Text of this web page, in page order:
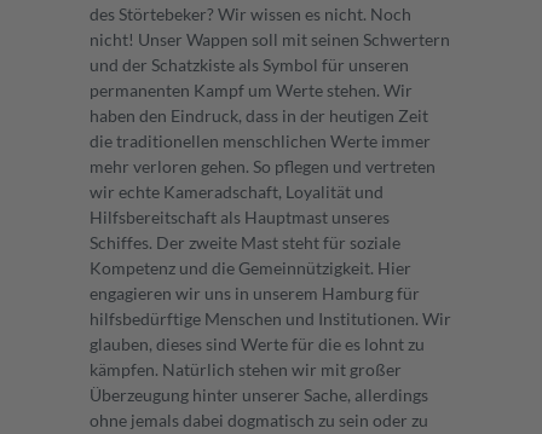
des Störtebeker? Wir wissen es nicht. Noch
nicht! Unser Wappen soll mit seinen Schwertern
und der Schatzkiste als Symbol für unseren
permanenten Kampf um Werte stehen. Wir
haben den Eindruck, dass in der heutigen Zeit
die traditionellen menschlichen Werte immer
mehr verloren gehen. So pflegen und vertreten
wir echte Kameradschaft, Loyalität und
Hilfsbereitschaft als Hauptmast unseres
Schiffes. Der zweite Mast steht für soziale
Kompetenz und die Gemeinnützigkeit. Hier
engagieren wir uns in unserem Hamburg für
hilfsbedürftige Menschen und Institutionen. Wir
glauben, dieses sind Werte für die es lohnt zu
kämpfen. Natürlich stehen wir mit großer
Überzeugung hinter unserer Sache, allerdings
ohne jemals dabei dogmatisch zu sein oder zu